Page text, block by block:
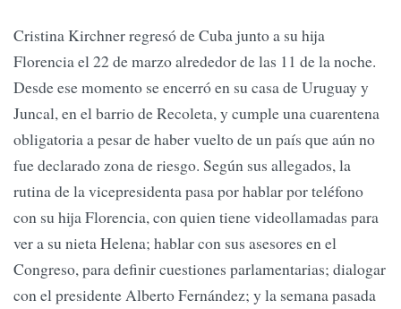
Cristina Kirchner regresó de Cuba junto a su hija
Florencia el 22 de marzo alrededor de las 11 de la noche.
Desde ese momento se encerró en su casa de Uruguay y
Juncal, en el barrio de Recoleta, y cumple una cuarentena
obligatoria a pesar de haber vuelto de un país que aún no
fue declarado zona de riesgo. Según sus allegados, la
rutina de la vicepresidenta pasa por hablar por teléfono
con su hija Florencia, con quien tiene videollamadas para
ver a su nieta Helena; hablar con sus asesores en el
Congreso, para definir cuestiones parlamentarias; dialogar
con el presidente Alberto Fernández; y la semana pasada